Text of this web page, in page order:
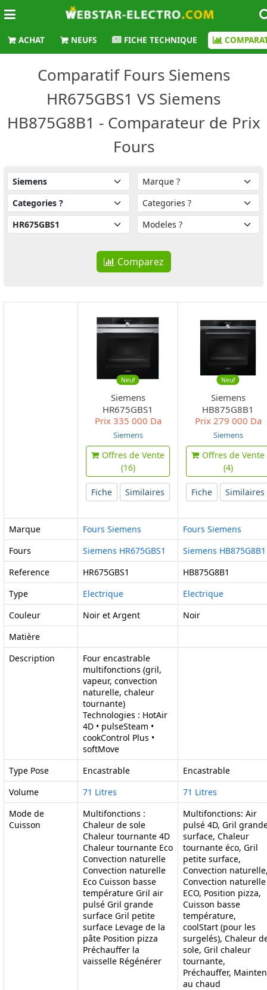
ACHAT NEUFS FICHE TECHNIQUE
Comparatif Fours Siemens
HR675GBS1 VS Siemens
HB875G8B1 - Comparateur de Prix
Fours
Comparez
Neuf
Siemens
HR675GBS1
Prix335 000 Da
Siemens
Offres de Vente
(16)
Fiche Similaires
Neuf
Siemens
HB875G8B1
Prix279 000 Da
Siemens
Offres de Vente
(4)
Fiche Similaires
Marque Fours Siemens
Fours Siemens
Fours
Siemens HR675GBS1
Siemens HB875G8B1
Reference
HR675GBS1
HB875G8B1
Type
Electrique
Electrique
Couleur
Noir et Argent
Noir
Matière
Description
Four encastrable
multifonctions (gril,
vapeur, convection
naturelle, chaleur
tournante)
Technologies : HotAir
4D • pulseSteam •
cookControl Plus •
softMove
Type Pose
Encastrable
Encastrable
Volume
71 Litres
71 Litres
Mode de
Cuisson
Multifonctions :
Chaleur de sole
Chaleur tournante 4D
Chaleur tournante Eco
Convection naturelle
Convection naturelle
Eco Cuisson basse
température Gril air
pulsé Gril grande
surface Gril petite
surface Levage de la
pâte Position pizza
Préchauffer la
vaisselle Régénérer
Multifonctions: Air
pulsé 4D, Gril
surface, Chaleur
tournante éco, Gril
petite surface,
Convection
Convection naturelle
ECO, Position pizza,
Cuisson basse
température,
coolStart (pour les
surgelés), Chaleur
sole, Gril chaleur
tournante,
Préchauffer,
au chaud